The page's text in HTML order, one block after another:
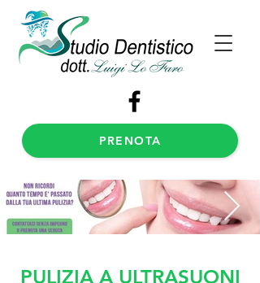
PRENOTA
PULIZIA A ULTRASUONI